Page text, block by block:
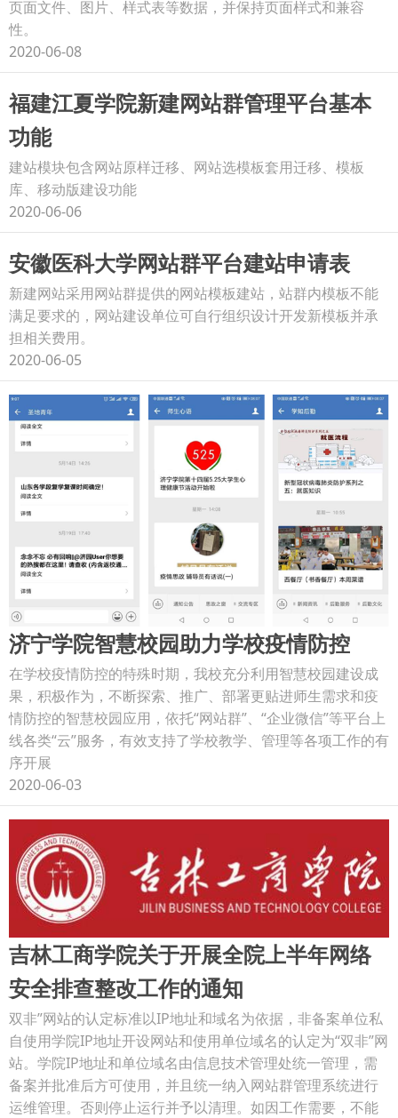
页面文件、图片、样式表等数据，并保持页面样式和兼容
性。
2020-06-08
福建江夏学院新建网站群管理平台基本
功能
建站模块包含网站原样迁移、网站选模板套用迁移、模板
库、移动版建设功能
2020-06-06
安徽医科大学网站群平台建站申请表
新建网站采用网站群提供的网站模板建站，站群内模板不能
满足要求的，网站建设单位可自行组织设计开发新模板并承
担相关费用。
2020-06-05
济宁学院智慧校园助力学校疫情防控
在学校疫情防控的特殊时期，我校充分利用智慧校园建设成
果，积极作为，不断探索、推广、部署更贴进师生需求和疫
情防控的智慧校园应用，依托“网站群”、“企业微信”等平台上
线各类“云”服务，有效支持了学校教学、管理等各项工作的有
序开展
2020-06-03
吉林工商学院关于开展全院上半年网络
安全排查整改工作的通知
双非”网站的认定标准以IP地址和域名为依据，非备案单位私
自使用学院IP地址开设网站和使用单位域名的认定为“双非”网
站。学院IP地址和单位域名由信息技术管理处统一管理，需
备案并批准后方可使用，并且统一纳入网站群管理系统进行
运维管理。否则停止运行并予以清理。如因工作需要，不能